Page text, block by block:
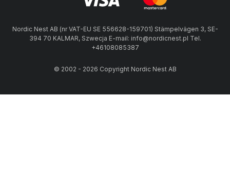
Nordic Nest AB (nr VAT-EU SE 556628-159701) Stämpelvägen 3, SE-
394 70 KALMAR, Szwecja E-mail: info@nordicnest.pl Tel.
+46108085387
© 2002 - 2026 Copyright Nordic Nest AB